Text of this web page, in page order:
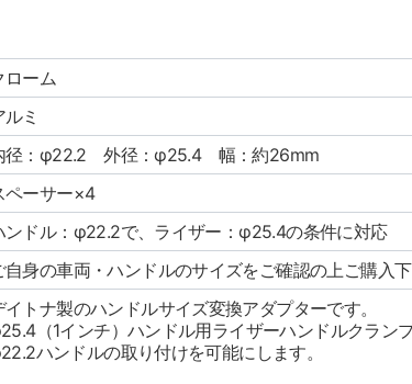
ローム
ルミ
径：φ22.2 外径：φ25.4 幅：約26mm
ペーサー×4
ンドル：φ22.2で、ライザー：φ25.4の条件に対応
自身の車両・ハンドルのサイズをご確認の上ご購入下
イトナ製のハンドルサイズ変換アダプターです。
（1インチ）ハンドル用ライザーハンドルクラン
ハンドルの取り付けを可能にします。